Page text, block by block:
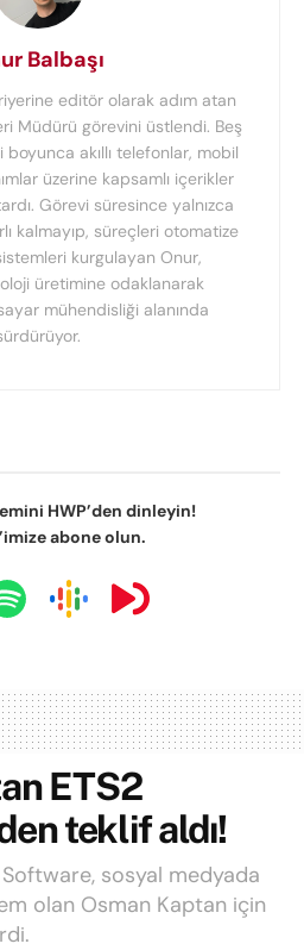
Balbaşı
editör olarak adım atan
Müdürü görevini üstlendi. Beş
boyunca akıllı telefonlar, mobil
üzerine kapsamlı içerikler
Görevi süresince yalnızca
kalmayıp, süreçleri otomatize
kurgulayan Onur,
üretimine odaklanarak
mühendisliği alanında
HWP’den dinleyin!
abone olun.
ETS2
teklif aldı!
sosyal medyada
olan Osman Kaptan için